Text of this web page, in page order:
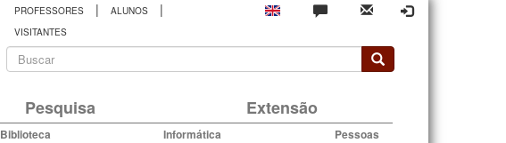
PROFESSORES | ALUNOS |
VISITANTES
Formulário
busca
Pesquisa Extensão
Biblioteca Informática Pessoas